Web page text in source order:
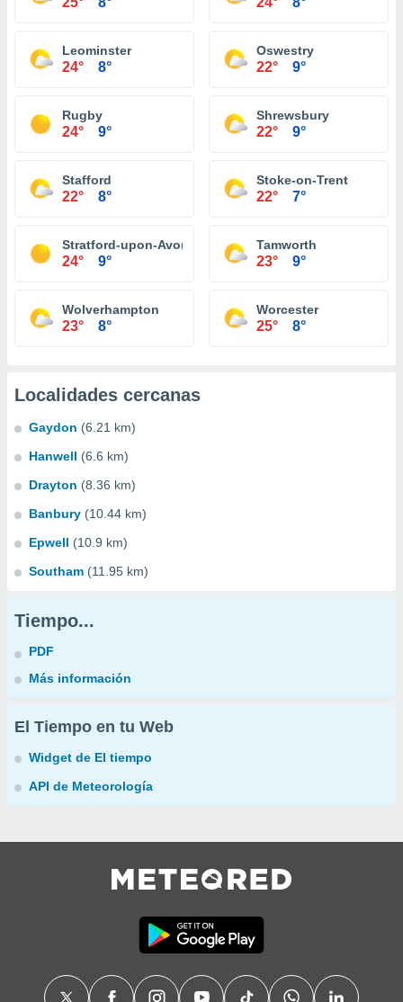
Leominster
24° 8°
Oswestry
22° 9°
Rugby
24° 9°
Shrewsbury
22° 9°
Stafford
22° 8°
Stoke-on-Trent
22° 7°
Stratford-upon-Avon
24° 9°
Tamworth
23° 9°
Wolverhampton
23° 8°
Worcester
25° 8°
Localidades cercanas
Gaydon (6.21 km)
Hanwell (6.6 km)
Drayton (8.36 km)
Banbury (10.44 km)
Epwell (10.9 km)
Southam (11.95 km)
Tiempo...
PDF
Más información
El Tiempo en tu Web
Widget de El tiempo
API de Meteorología